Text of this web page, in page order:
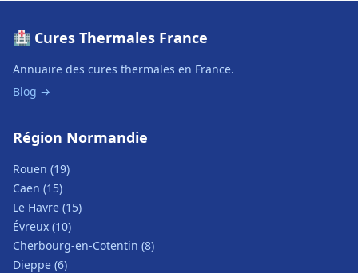
🏥 Cures Thermales France
Annuaire des cures thermales en France.
Blog →
Région Normandie
Rouen (19)
Caen (15)
Le Havre (15)
Évreux (10)
Cherbourg-en-Cotentin (8)
Dieppe (6)